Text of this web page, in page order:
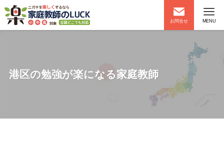
お問合せ MENU
港区の勉強が楽になる家庭教師